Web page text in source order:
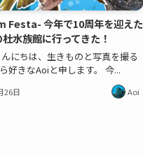
Festa- 今年で10周年を迎えた
水族館に行ってきた！
にちは、生きものと写真を撮る
好きなAoiと申します。 今...
26日 Aoi